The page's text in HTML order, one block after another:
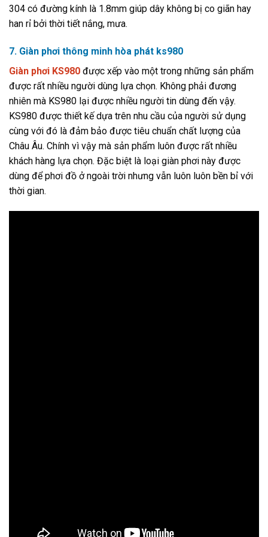
304 có đường kính là 1.8mm giúp dây không bị co giãn hay
han rỉ bởi thời tiết nắng, mưa.
7. Giàn phơi thông minh hòa phát ks980
Giàn phơi KS980 được xếp vào một trong những sản phẩm
được rất nhiều người dùng lựa chọn. Không phải đương
nhiên mà KS980 lại được nhiều người tin dùng đến vậy.
KS980 được thiết kế dựa trên nhu cầu của người sử dụng
cùng với đó là đảm bảo được tiêu chuẩn chất lượng của
Châu Âu. Chính vì vậy mà sản phẩm luôn được rất nhiều
khách hàng lựa chọn. Đặc biệt là loại giàn phơi này được
dùng để phơi đồ ở ngoài trời nhưng vẫn luôn luôn bền bỉ với
thời gian.